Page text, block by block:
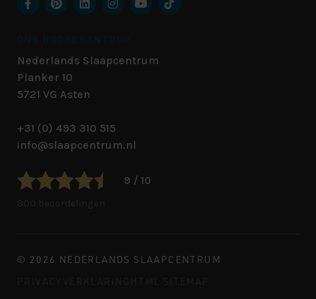
Nederlands Slaapcentrum
Planker 10
5721 VG Asten
+31 (0) 493 310 515
info@slaapcentrum.nl
9 / 10
© 2026 NEDERLANDS SLAAPCENTRUM